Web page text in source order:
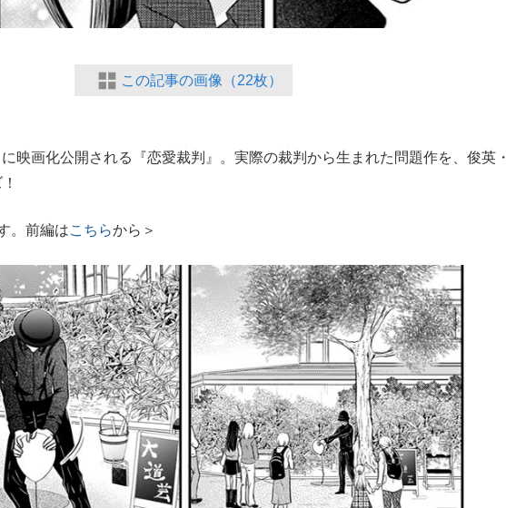
この記事の画像（22枚）
映画化公開される『恋愛裁判』。実際の裁判から生まれた問題作を、俊英・
！
。前編はこちらから＞